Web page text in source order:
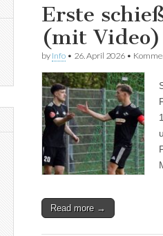
Erste
(mit Video)
by Info • 26. April 2026 •
Read more →